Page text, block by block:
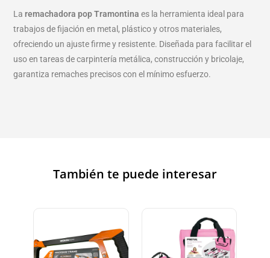
La remachadora pop Tramontina es la herramienta ideal para
trabajos de fijación en metal, plástico y otros materiales,
ofreciendo un ajuste firme y resistente. Diseñada para facilitar el
uso en tareas de carpintería metálica, construcción y bricolaje,
garantiza remaches precisos con el mínimo esfuerzo.
También te puede interesar